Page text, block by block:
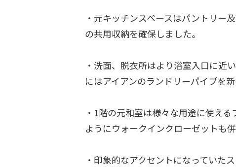
・元キッチンスペースはパントリー
の共用収納を確保しました。
・洗面、脱衣所はより浴室入口に近
にはアイアンのランドリーパイプを
・1階の元和室は様々な用途に使え
ようにウォークインクローゼットも併
・印象的なアクセントになっていた